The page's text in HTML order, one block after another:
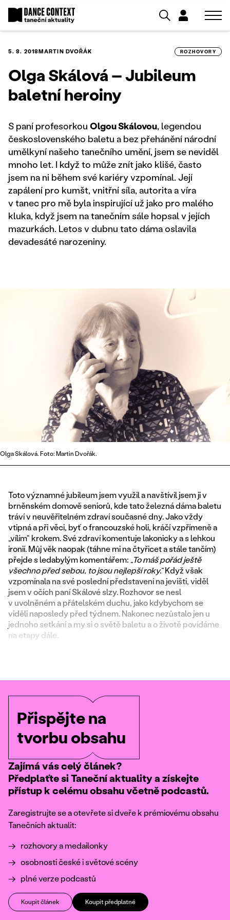
5. 8. 2018MARTIN DVOŘÁK ROZHOVORY
Olga Skálová – Jubileum
baletní heroiny
S paní profesorkou Olgou Skálovou, legendou
československého baletu a bez přehánění národní
umělkyní našeho tanečního umění, jsem se neviděl
mnoho let. I když to může znít jako klišé, často
jsem na ni během své kariéry vzpomínal. Její
zapálení pro kumšt, vnitřní síla, autorita a víra
v tanec pro mě byla inspirující už jako pro malého
kluka, když jsem na tanečním sále hopsal v jejích
mazurkách. Letos v dubnu tato dáma oslavila
devadesáté narozeniny.
Olga Skálová. Foto: Martin Dvořák.
Toto významné jubileum jsem využil a navštívil jsem ji v
brněnském domově seniorů, kde tato železná dáma baletu
tráví v neuvěřitelném zdraví současné dny. Jako vždy
vtipná a při věci, byť o francouzské holi, kráčí vzpřímeně a
„vílím“ krokem. Své zdraví komentuje lakonicky a s lehkou
ironií. Můj věk naopak (táhne mi na čtyřicet a stále tančím)
přejde s ledabylým komentářem: „To máš pořád ještě
všechno před sebou, to jsou nejlepší roky.“Když však
vzpomínala na své poslední představení na jevišti, viděl
jsem v očích paní Skálové slzy. Rozhovor se nesl
v uvolněném a přátelském duchu, jako kdybychom se
viděli naposledy před týdnem. Nakonec nezůstalo jen u
jednoho setkání a my si o světě baletu a o životě povídáme
na etapy dále.
Přispějte na
tvorbu obsahu
Zajímá vás celý článek?
Předplaťte si Taneční aktuality a získejte
přístup k celému obsahu včetně podcastů.
Zaregistrujte se a otevřete si dveře k prémiovému obsahu
Tanečních aktualit:
rozhovory a medailonky
osobnosti české i světové scény
plné verze podcastů
Koupit článek Koupit předplatné